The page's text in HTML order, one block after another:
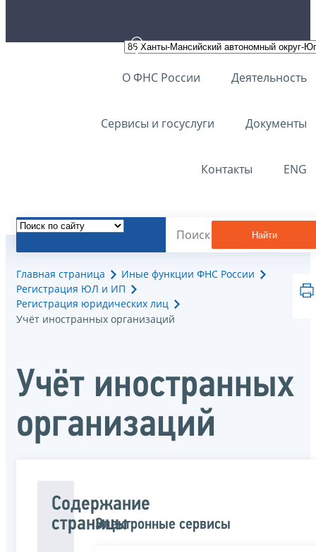
О ФНС России Деятельность
Сервисы и госуслуги Документы
Контакты ENG
Найти
Главная страница
Иные функции ФНС России
Регистрация ЮЛ и ИП
Регистрация юридических лиц
Учёт иностранных организаций
Учёт иностранных
организаций
Содержание
страницыЭлектронные сервисы